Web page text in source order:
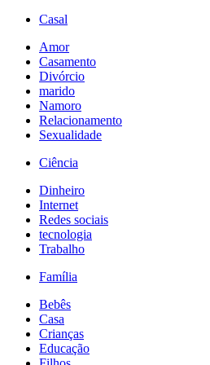
Casal
Amor
Casamento
Divórcio
marido
Namoro
Relacionamento
Sexualidade
Ciência
Dinheiro
Internet
Redes sociais
tecnologia
Trabalho
Família
Bebês
Casa
Crianças
Educação